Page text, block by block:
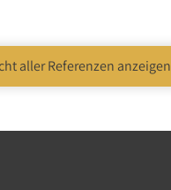
aller Referenzen anzeigen